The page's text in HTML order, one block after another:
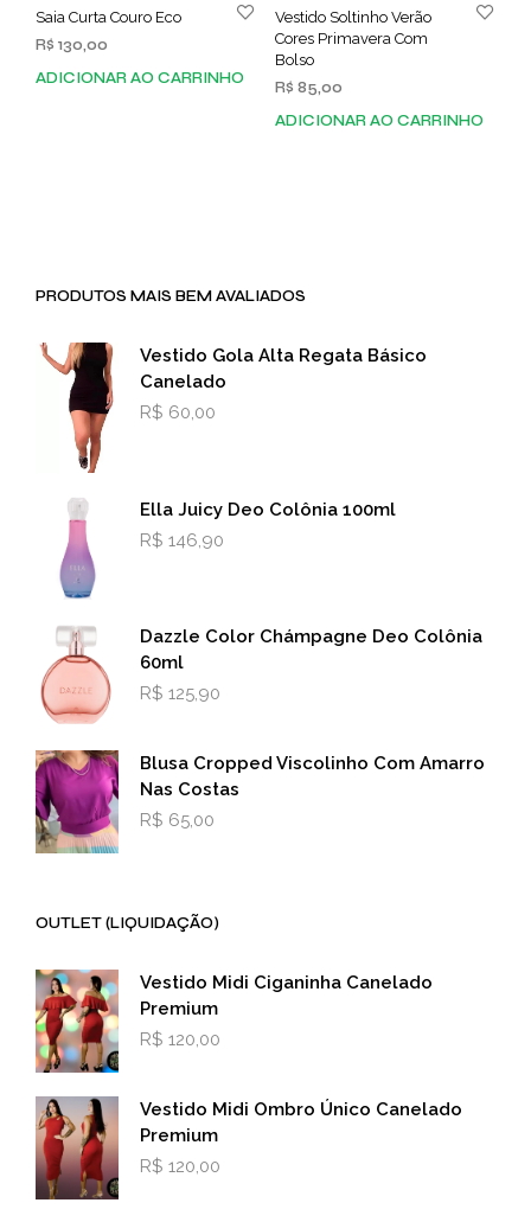
Saia Curta Couro Eco
R$ 130,00
ADICIONAR AO CARRINHO
Vestido Soltinho Verão
Cores Primavera Com
Bolso
R$ 85,00
ADICIONAR AO CARRINHO
PRODUTOS MAIS BEM AVALIADOS
Vestido Gola Alta Regata Básico
Canelado
R$ 60,00
Ella Juicy Deo Colônia 100ml
R$ 146,90
Dazzle Color Chámpagne Deo Colônia
60ml
R$ 125,90
Blusa Cropped Viscolinho Com Amarro
Nas Costas
R$ 65,00
OUTLET (LIQUIDAÇÃO)
Vestido Midi Ciganinha Canelado
Premium
R$ 120,00
Vestido Midi Ombro Único Canelado
Premium
R$ 120,00